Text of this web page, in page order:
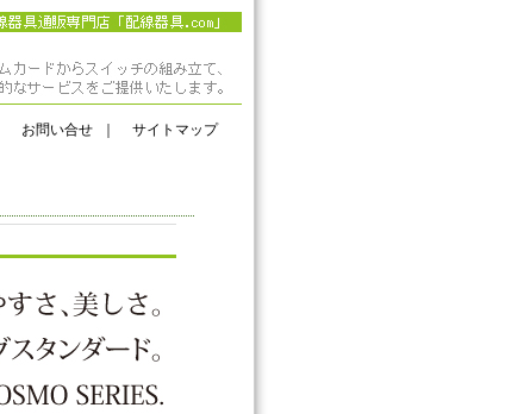
お問い合せ サイトマップ